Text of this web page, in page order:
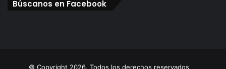
Búscanos en Facebook
© Copyright 2026. Todos los derechos reservados